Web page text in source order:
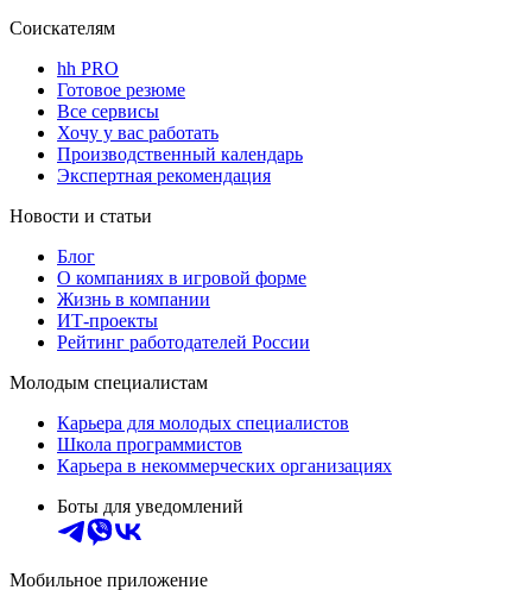
Соискателям
hh PRO
Готовое резюме
Все сервисы
Хочу у вас работать
Производственный календарь
Экспертная рекомендация
Новости и статьи
Блог
О компаниях в игровой форме
Жизнь в компании
ИТ-проекты
Рейтинг работодателей России
Молодым специалистам
Карьера для молодых специалистов
Школа программистов
Карьера в некоммерческих организациях
Боты для уведомлений
Мобильное приложение